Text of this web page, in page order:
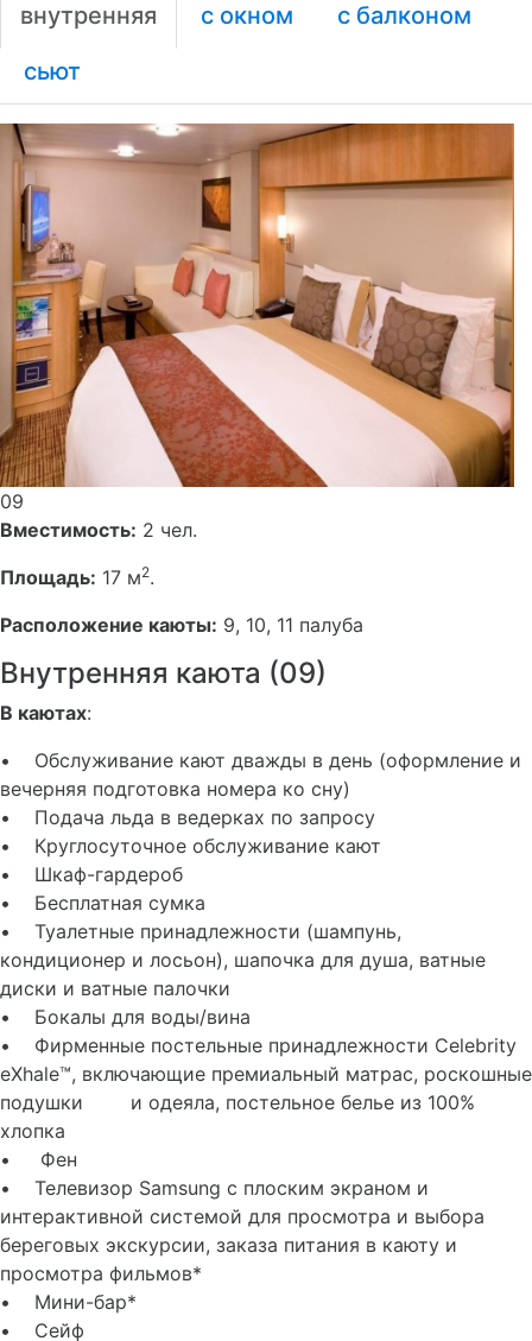
внутренняя с окном
с балконом
сьют
09
Вместимость: 2 чел.
Площадь: 17 м2.
Расположение каюты: 9, 10, 11 палуба
Внутренняя каюта (09)
В каютах:
• Обслуживание кают дважды в день (оформление и
вечерняя подготовка номера ко сну)
• Подача льда в ведерках по запросу
• Круглосуточное обслуживание кают
• Шкаф-гардероб
• Бесплатная сумка
• Туалетные принадлежности (шампунь,
кондиционер и лосьон), шапочка для душа, ватные
диски и ватные палочки
• Бокалы для воды/вина
• Фирменные постельные принадлежности Celebrity
eXhale™, включающие премиальный матрас, роскошные
подушки и одеяла, постельное белье из 100%
хлопка
• Фен
• Телевизор Samsung с плоским экраном и
интерактивной системой для просмотра и выбора
береговых экскурсии, заказа питания в каюту и
просмотра фильмов*
• Мини-бар*
• Сейф